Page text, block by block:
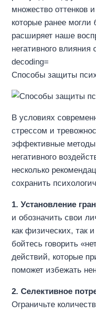
Способы защиты
В условиях
стрессом и
эффективные
негативного
несколько
сохранить
1. Установление
и обозначить свои
как физических, так
бойтесь говорить
действий, которые
поможет избежать
2. Селективное
Ограничьте